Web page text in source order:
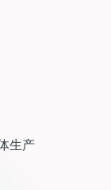
生产